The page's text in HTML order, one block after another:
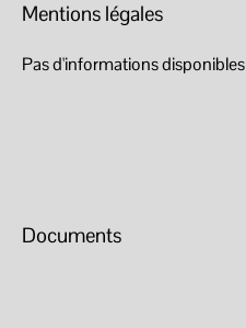
Mentions légales
Pas d'informations disponibles
Documents